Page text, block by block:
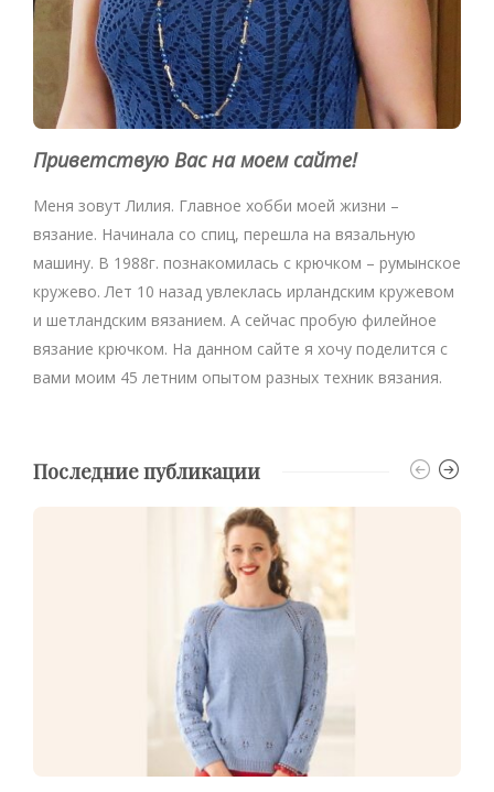
Приветствую Вас на моем сайте!
Меня зовут Лилия. Главное хобби моей жизни –
вязание. Начинала со спиц, перешла на вязальную
машину. В 1988г. познакомилась с крючком – румынское
кружево. Лет 10 назад увлеклась ирландским кружевом
и шетландским вязанием. А сейчас пробую филейное
вязание крючком. На данном сайте я хочу поделится с
вами моим 45 летним опытом разных техник вязания.
Последние публикации